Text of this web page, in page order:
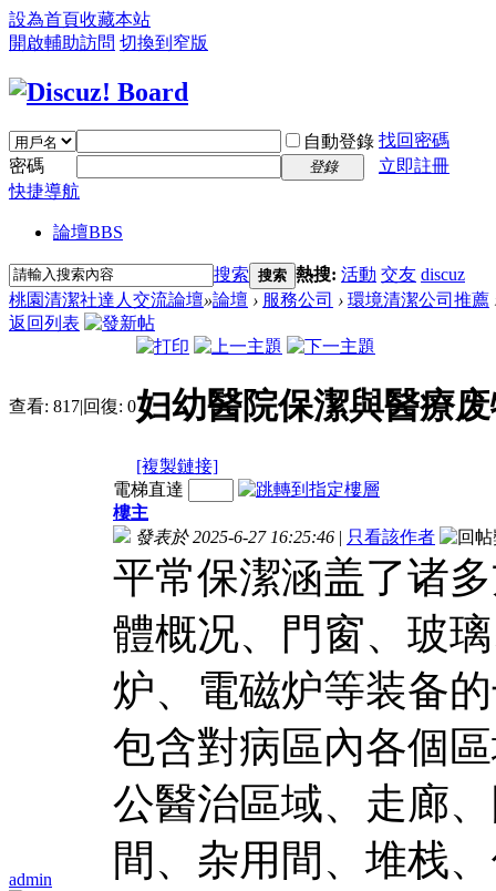
設為首頁收藏本站
開啟輔助訪問 切換到窄版
自動登錄 找回密碼
密碼
登錄
立即註冊
快捷導航
論壇BBS
搜索 搜索 熱搜: 活動 交友 discuz
桃園清潔社達人交流論壇»論壇 › 服務公司 › 環境清潔公司推薦
返回列表
查看: 817|回復: 0妇幼醫院保潔與醫療
[複製鏈接]
admin
電梯直達
樓主
發表於 2025-6-27 16:25:46 | 只看該作者
平常保潔涵盖了诸
體概况、門窗、玻
炉、電磁炉等装备
包含對病區內各個
公醫治區域、走廊
間、杂用間、堆栈